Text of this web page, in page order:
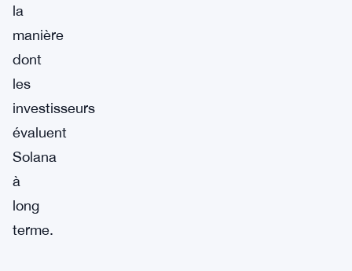
la
manière
dont
les
investisseurs
évaluent
Solana
à
long
terme.